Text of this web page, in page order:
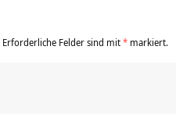
Erforderliche Felder sind mit* markiert.